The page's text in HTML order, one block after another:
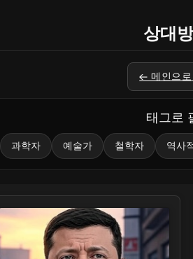
상대
← 메인으로
태그로
과학자 예술가 철학자 역사